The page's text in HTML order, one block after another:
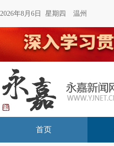
2026年8月6日 星期四 温州
首页